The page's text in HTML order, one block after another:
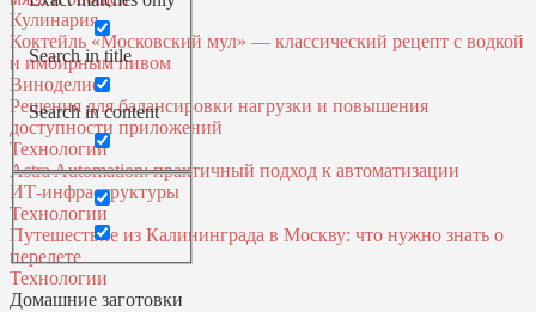
Search in title
Search in content
Кулинария
Коктейль «Московский мул» — классический рецепт с водкой
и имбирным пивом
Виноделие
Решения для балансировки нагрузки и повышения
доступности приложений
Технологии
Astra Automation: практичный подход к автоматизации
ИТ‑инфраструктуры
Технологии
Путешествие из Калининграда в Москву: что нужно знать о
перелете
Технологии
Домашние заготовки